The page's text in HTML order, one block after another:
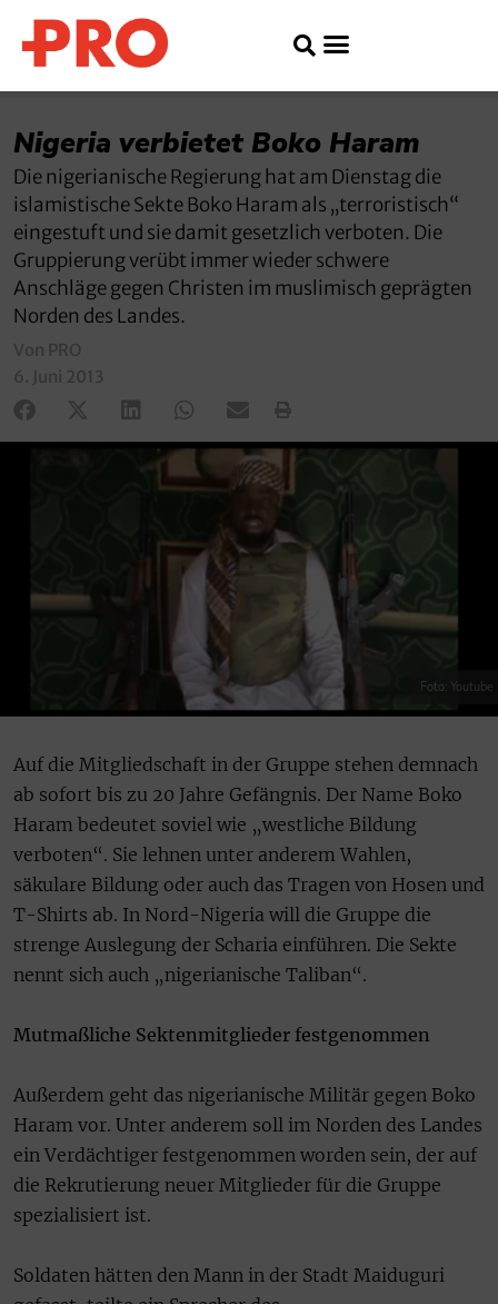
Nigeria verbietet Boko Haram
Die nigerianische Regierung hat am Dienstag die
islamistische Sekte Boko Haram als „terroristisch“
eingestuft und sie damit gesetzlich verboten. Die
Gruppierung verübt immer wieder schwere
Anschläge gegen Christen im muslimisch geprägten
Norden des Landes.
Von PRO
6. Juni 2013
Foto: Youtube
Auf die Mitgliedschaft in der Gruppe stehen demnach
ab sofort bis zu 20 Jahre Gefängnis. Der Name Boko
Haram bedeutet soviel wie „westliche Bildung
verboten“. Sie lehnen unter anderem Wahlen,
säkulare Bildung oder auch das Tragen von Hosen und
T-Shirts ab. In Nord-Nigeria will die Gruppe die
strenge Auslegung der Scharia einführen. Die Sekte
nennt sich auch „nigerianische Taliban“.
Mutmaßliche Sektenmitglieder festgenommen
Außerdem geht das nigerianische Militär gegen Boko
Haram vor. Unter anderem soll im Norden des Landes
ein Verdächtiger festgenommen worden sein, der auf
die Rekrutierung neuer Mitglieder für die Gruppe
spezialisiert ist.
Soldaten hätten den Mann in der Stadt Maiduguri